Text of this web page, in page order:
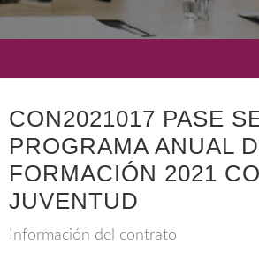
CON2021017 PASE
PROGRAMA ANUAL
FORMACIÓN 2021
JUVENTUD
Información del contrato